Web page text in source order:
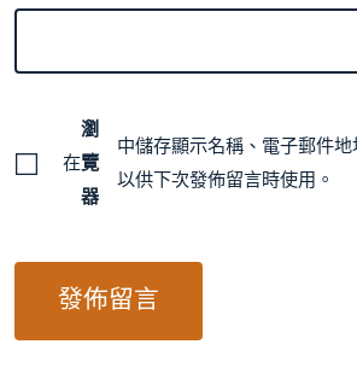
在
瀏
覽
器
中儲存顯示名稱、電子郵件地
以供下次發佈留言時使用。